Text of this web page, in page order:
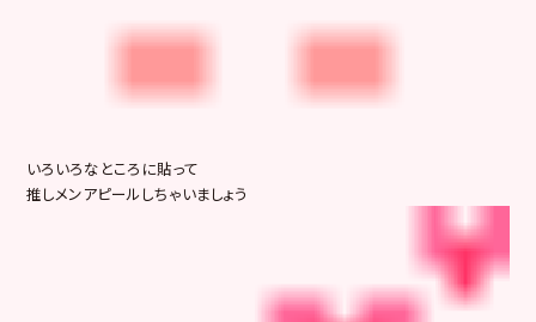
いろいろなところに貼って
推しメンアピールしちゃいましょう